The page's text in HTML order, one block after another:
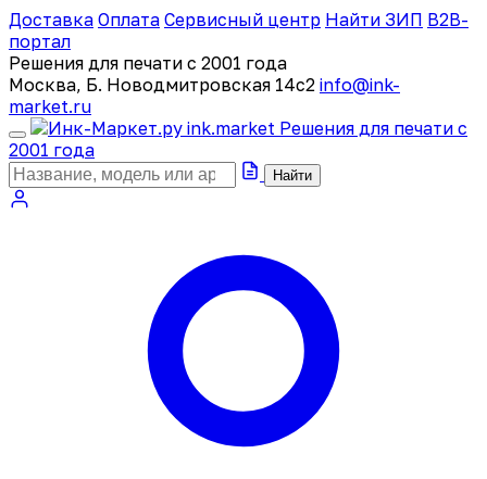
Доставка Оплата Сервисный центр Найти ЗИП B2B-
портал
Решения для печати с 2001 года
Москва, Б. Новодмитровская 14с2 info@ink-
market.ru
ink.market Решения для печати с
2001 года
Найти